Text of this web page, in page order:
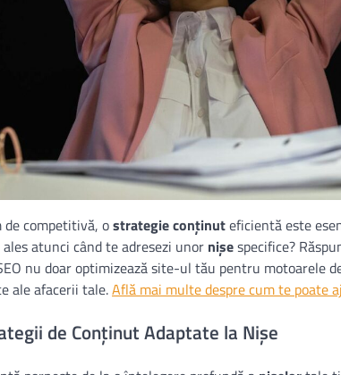
competitivă, ostrategie conținuteficientă este
atunci când te adresezi unor nișespecifice?
nu doar optimizează site-ul tău pentru motoarele
ale afacerii tale.Află mai multe despre cum te poate
de Conținut Adaptate la Nișe